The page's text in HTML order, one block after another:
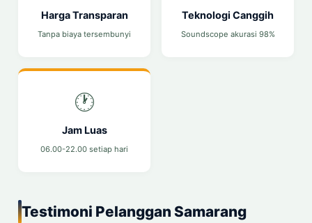
Harga Transparan
Tanpa biaya tersembunyi
Teknologi Canggih
Soundscope akurasi 98%
🕐
Jam Luas
06.00-22.00 setiap hari
Testimoni Pelanggan Samarang